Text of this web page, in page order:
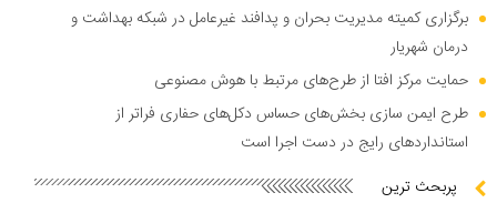
برگزاری کمیته مدیریت بحران و پدافند غیرعامل در شبکه بهداشت و
درمان شهریار
حمایت مرکز افتا از طرح‌های مرتبط با هوش مصنوعی
طرح ایمن سازی بخش‌های حساس دکل‌های حفاری فراتر از
استاندارد‌های رایج در دست اجرا است
پربحث ترین